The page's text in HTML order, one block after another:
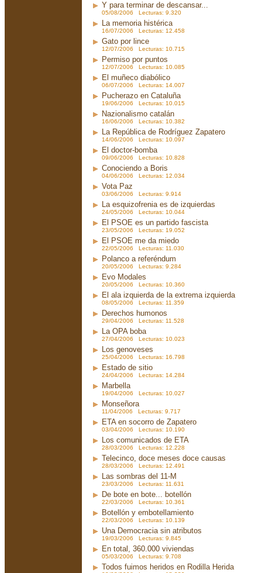
Y para terminar de descansar...
05/08/2006 Lecturas: 9.320
La memoria histérica
16/07/2006 Lecturas: 12.458
Gato por lince
12/07/2006 Lecturas: 10.715
Permiso por puntos
12/07/2006 Lecturas: 10.085
El muñeco diabólico
06/07/2006 Lecturas: 14.007
Pucherazo en Cataluña
19/06/2006 Lecturas: 10.015
Nazionalismo catalán
16/06/2006 Lecturas: 10.382
La República de Rodríguez Zapatero
14/06/2006 Lecturas: 10.097
El doctor-bomba
09/06/2006 Lecturas: 10.828
Conociendo a Boris
04/06/2006 Lecturas: 12.034
Vota Paz
03/06/2006 Lecturas: 9.914
La esquizofrenia es de izquierdas
24/05/2006 Lecturas: 10.044
El PSOE es un partido fascista
23/05/2006 Lecturas: 19.052
El PSOE me da miedo
22/05/2006 Lecturas: 11.030
Polanco a referéndum
20/05/2006 Lecturas: 9.284
Evo Modales
20/05/2006 Lecturas: 10.360
El ala izquierda de la extrema izquierda
08/05/2006 Lecturas: 11.359
Derechos humonos
29/04/2006 Lecturas: 11.528
La OPA boba
27/04/2006 Lecturas: 10.023
Los genoveses
25/04/2006 Lecturas: 16.798
Estado de sitio
24/04/2006 Lecturas: 14.284
Marbella
19/04/2006 Lecturas: 10.027
Monseñora
11/04/2006 Lecturas: 9.717
ETA en socorro de Zapatero
03/04/2006 Lecturas: 10.190
Los comunicados de ETA
28/03/2006 Lecturas: 12.228
Telecinco, doce meses doce causas
28/03/2006 Lecturas: 12.491
Las sombras del 11-M
23/03/2006 Lecturas: 11.631
De bote en bote... botellón
22/03/2006 Lecturas: 10.361
Botellón y embotellamiento
22/03/2006 Lecturas: 10.139
Una Democracia sin atributos
19/03/2006 Lecturas: 9.845
En total, 360.000 viviendas
05/03/2006 Lecturas: 9.708
Todos fuimos heridos en Rodilla Herida